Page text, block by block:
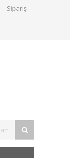
Sipariş